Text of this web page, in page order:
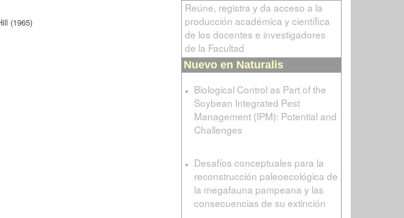
(1965)
Reúne, registra y da acceso a la
producción académica y científica
de los docentes e investigadores
de la Facultad
Nuevo en Naturalis
Biological Control as Part of the
Soybean Integrated Pest
Management (IPM): Potential and
Challenges
Desafíos conceptuales para la
reconstrucción paleoecológica de
la megafauna pampeana y las
consecuencias de su extinción